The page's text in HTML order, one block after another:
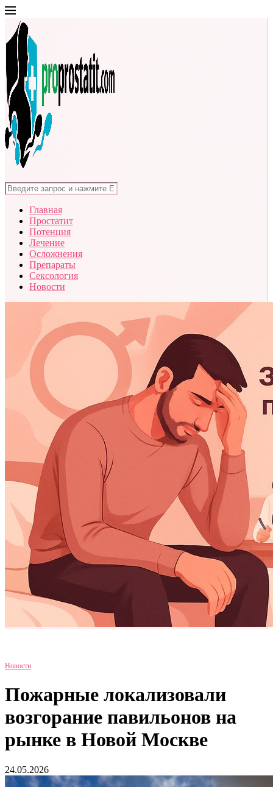
Главная
Простатит
Потенция
Лечение
Осложнения
Препараты
Сексология
Новости
Новости
Пожарные локализовали
возгорание павильонов на
рынке в Новой Москве
24.05.2026